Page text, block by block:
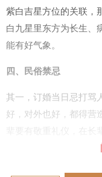
紫白吉星方位的关联，
白九星里东方为长生、
能有好气象。
四、民俗禁忌
其一，订婚当日忌打骂
好，对外也好，都得营
三，禁用黑白等素色大